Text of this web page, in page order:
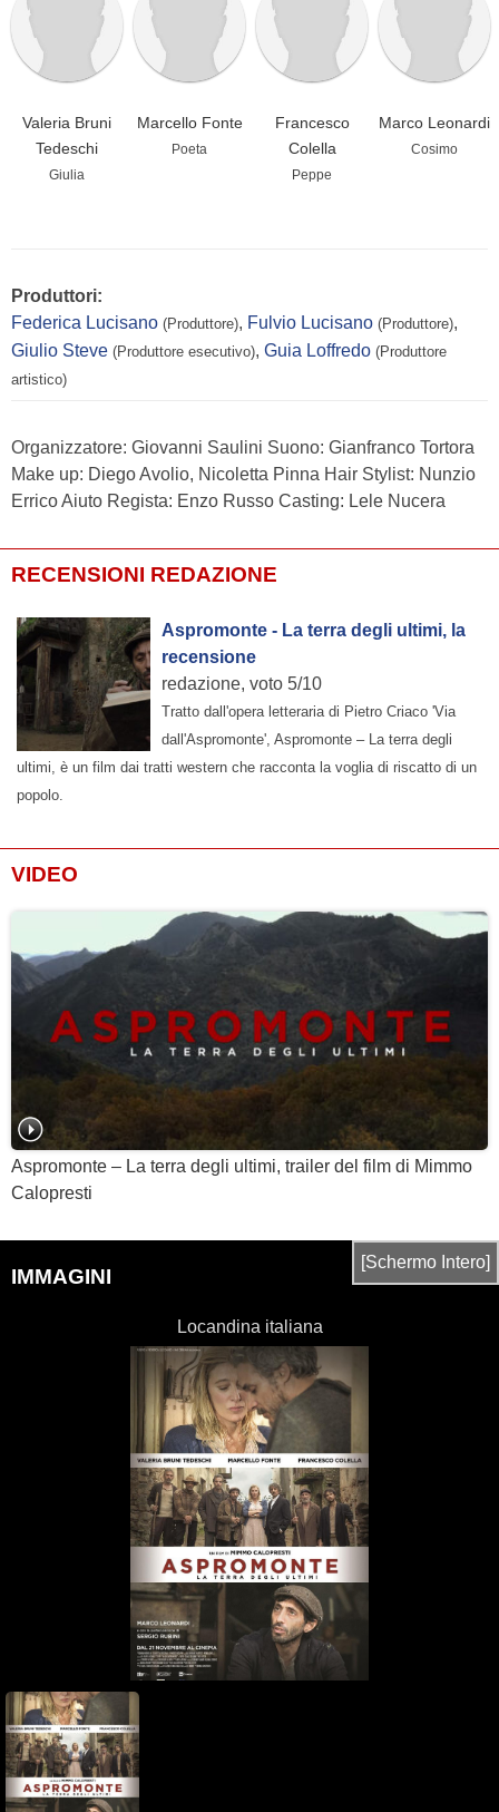
Valeria Bruni
Tedeschi
Giulia
Marcello Fonte
Poeta
Francesco
Colella
Peppe
Marco Leonardi
Cosimo
Produttori:
Federica Lucisano (Produttore), Fulvio Lucisano (Produttore),
Giulio Steve (Produttore esecutivo), Guia Loffredo (Produttore
artistico)
Organizzatore: Giovanni Saulini Suono: Gianfranco Tortora
Make up: Diego Avolio, Nicoletta Pinna Hair Stylist: Nunzio
Errico Aiuto Regista: Enzo Russo Casting: Lele Nucera
RECENSIONI REDAZIONE
Aspromonte - La terra degli ultimi, la
recensione
redazione, voto 5/10
Tratto dall'opera letteraria di Pietro Criaco 'Via
dall'Aspromonte', Aspromonte – La terra degli
ultimi, è un film dai tratti western che racconta la voglia di riscatto di un
popolo.
VIDEO
Aspromonte – La terra degli ultimi, trailer del film di Mimmo
Calopresti
IMMAGINI
[Schermo Intero]
Locandina italiana